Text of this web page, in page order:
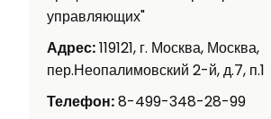
управляющих"
Адрес:119121, г. Москва, Москва,
пер.Неопалимовский 2-й, д.7, п.1
Телефон:8-499-348-28-99